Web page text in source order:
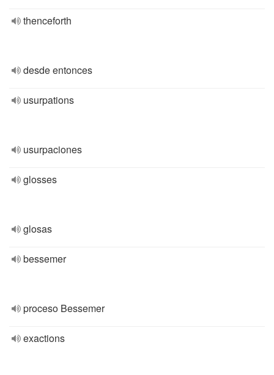
thenceforth
desde entonces
usurpations
usurpaciones
glosses
glosas
bessemer
proceso Bessemer
exactions